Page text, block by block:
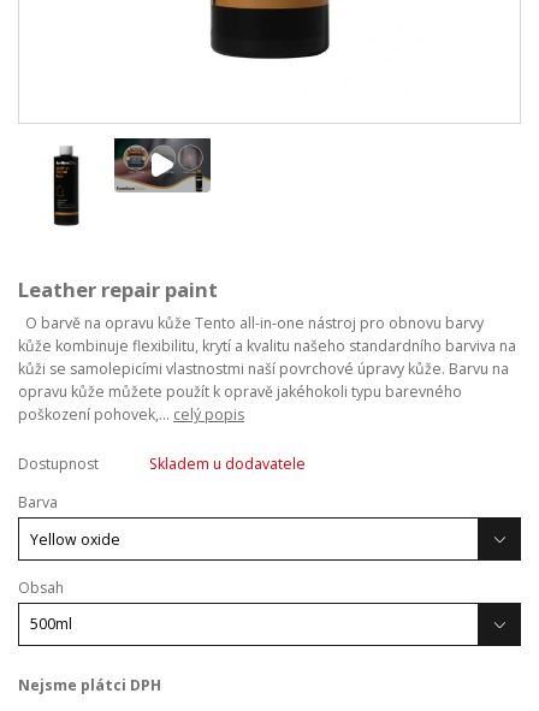
Leather repair paint
O barvě na opravu kůže Tento all-in-one nástroj pro obnovu barvy
kůže kombinuje flexibilitu, krytí a kvalitu našeho standardního barviva na
kůži se samolepicími vlastnostmi naší povrchové úpravy kůže. Barvu na
opravu kůže můžete použít k opravě jakéhokoli typu barevného
poškození pohovek,... celý popis
Dostupnost
Skladem u dodavatele
Barva
Obsah
Nejsme plátci DPH